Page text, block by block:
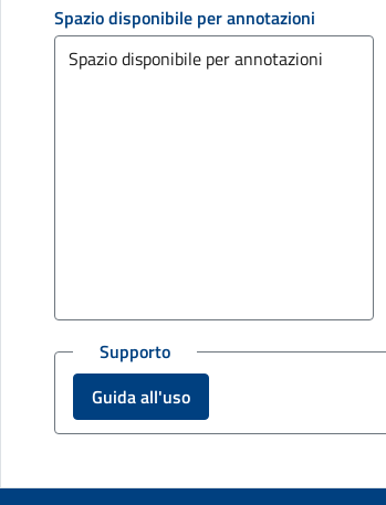
Spazio disponibile per annotazioni
Supporto
Guida all'uso